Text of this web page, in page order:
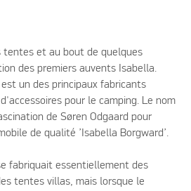
tentes et au bout de quelques
des premiers auvents Isabella.
un des principaux fabricants
pour le camping. Le nom
de Søren Odgaard pour
de qualité ’Isabella Borgward’.
fabriquait essentiellement des
tentes villas, mais lorsque le